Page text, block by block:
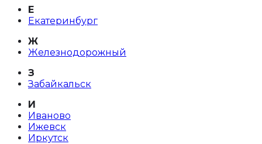
Е
Екатеринбург
Ж
Железнодорожный
З
Забайкальск
И
Иваново
Ижевск
Иркутск